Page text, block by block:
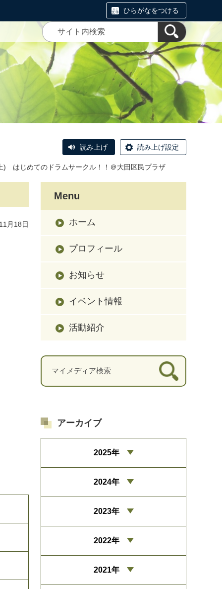
ひらがなをつける
読み上げ 読み上げ設定
) はじめてのドラムサークル！！＠大田区民プラザ
月18日
Menu
ホーム
プロフィール
お知らせ
イベント情報
活動紹介
アーカイブ
2025年
2024年
2023年
2022年
2021年